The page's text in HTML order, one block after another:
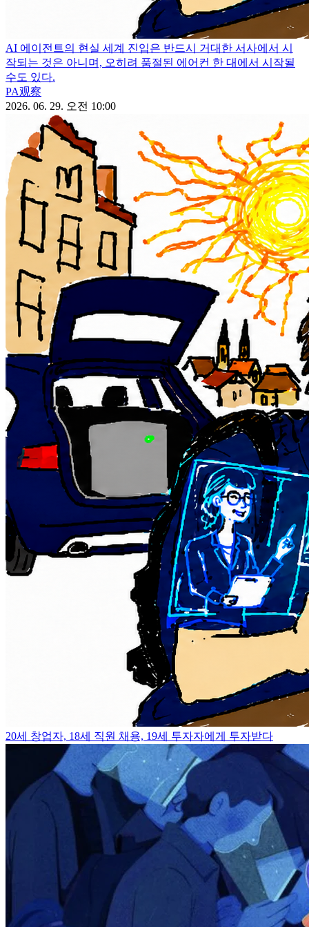
AI 에이전트의 현실 세계 진입은 반드시 거대한 서사에서 시
작되는 것은 아니며, 오히려 품절된 에어컨 한 대에서 시작될
수도 있다.
PA观察
2026. 06. 29. 오전 10:00
20세 창업자, 18세 직원 채용, 19세 투자자에게 투자받다